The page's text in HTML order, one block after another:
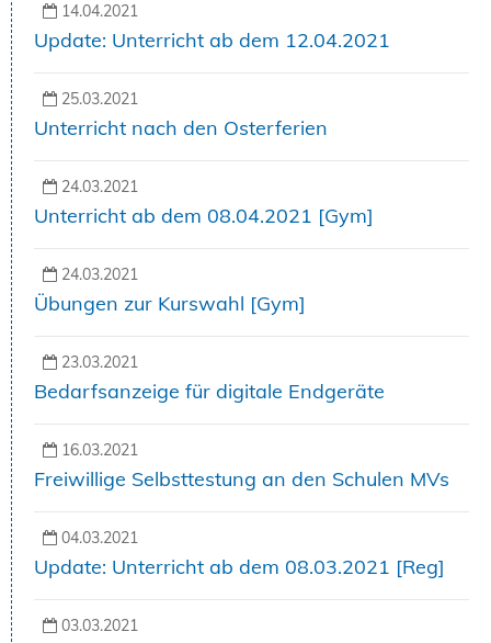
14.04.2021
Update: Unterricht ab dem 12.04.2021
25.03.2021
Unterricht nach den Osterferien
24.03.2021
Unterricht ab dem 08.04.2021 [Gym]
24.03.2021
Übungen zur Kurswahl [Gym]
23.03.2021
Bedarfsanzeige für digitale Endgeräte
16.03.2021
Freiwillige Selbsttestung an den Schulen MVs
04.03.2021
Update: Unterricht ab dem 08.03.2021 [Reg]
03.03.2021